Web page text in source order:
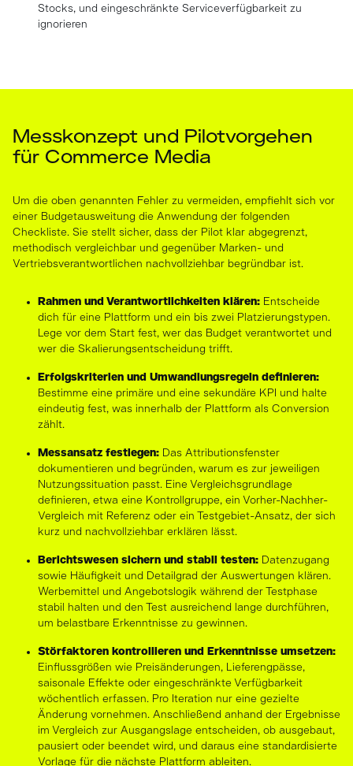
Stocks, und eingeschränkte Serviceverfügbarkeit zu
ignorieren
Messkonzept und Pilotvorgehen
für Commerce Media
Um die oben genannten Fehler zu vermeiden, empfiehlt sich vor
einer Budgetausweitung die Anwendung der folgenden
Checkliste. Sie stellt sicher, dass der Pilot klar abgegrenzt,
methodisch vergleichbar und gegenüber Marken- und
Vertriebsverantwortlichen nachvollziehbar begründbar ist.
Rahmen und Verantwortlichkeiten klären: Entscheide
dich für eine Plattform und ein bis zwei Platzierungstypen.
Lege vor dem Start fest, wer das Budget verantwortet und
wer die Skalierungsentscheidung trifft.
Erfolgskriterien und Umwandlungsregeln definieren:
Bestimme eine primäre und eine sekundäre KPI und halte
eindeutig fest, was innerhalb der Plattform als Conversion
zählt.
Messansatz festlegen: Das Attributionsfenster
dokumentieren und begründen, warum es zur jeweiligen
Nutzungssituation passt. Eine Vergleichsgrundlage
definieren, etwa eine Kontrollgruppe, ein Vorher-Nachher-
Vergleich mit Referenz oder ein Testgebiet-Ansatz, der sich
kurz und nachvollziehbar erklären lässt.
Berichtswesen sichern und stabil testen: Datenzugang
sowie Häufigkeit und Detailgrad der Auswertungen klären.
Werbemittel und Angebotslogik während der Testphase
stabil halten und den Test ausreichend lange durchführen,
um belastbare Erkenntnisse zu gewinnen.
Störfaktoren kontrollieren und Erkenntnisse umsetzen:
Einflussgrößen wie Preisänderungen, Lieferengpässe,
saisonale Effekte oder eingeschränkte Verfügbarkeit
wöchentlich erfassen. Pro Iteration nur eine gezielte
Änderung vornehmen. Anschließend anhand der Ergebnisse
im Vergleich zur Ausgangslage entscheiden, ob ausgebaut,
pausiert oder beendet wird, und daraus eine standardisierte
Vorlage für die nächste Plattform ableiten.